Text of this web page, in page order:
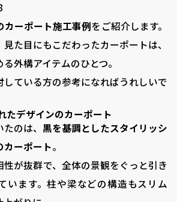
カーポート施工事例をご紹介します。
た目にもこだわったカーポートは、
外構アイテムのひとつ。
している方の参考になればうれしいで
デザインのカーポート
のは、 黒を基調としたスタイリッシ
カーポート。
が抜群で、全体の景観をぐっと引き
います。柱や梁などの構造もスリム